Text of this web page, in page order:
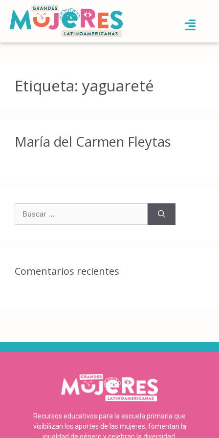
Etiqueta: yaguareté
María del Carmen Fleytas
Comentarios recientes
Recursos educativos para la escuela primaria que
visibilizan los aportes de las mujeres, fomentan la
igualdad de género y celebran la diversidad.